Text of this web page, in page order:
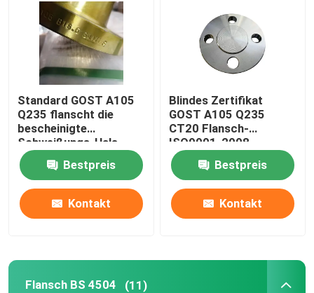
Fittings-Kappe
Fitting zweigen ab
Fittings-Reduzierer
Rohr aus Kohlenstoffstahl
Standard GOST A105
Q235 flanscht die
bescheinigte
Schweißungs-Hals
ISO-CER-ABS
Bestpreis
Kontakt
Blindes Zertifikat
GOST A105 Q235
CT20 Flansch-
ISO9001-2008
Bestpreis
Kontakt
Flansch BS 4504 (11)